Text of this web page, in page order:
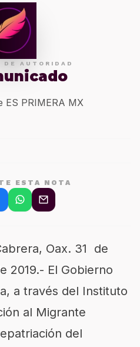
DE AUTORIDAD
ES PRIMERA MX
ESTA NOTA
Oax. 31 de
2019.- El Gobierno
a través del Instituto
al Migrante
del